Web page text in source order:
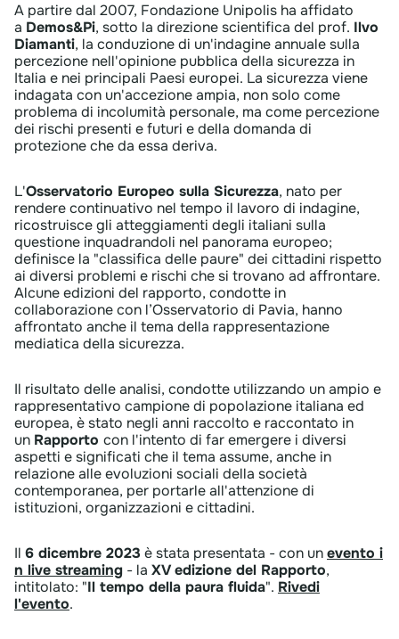
A partire dal 2007, Fondazione Unipolis ha affidato
a Demos&Pi, sotto la direzione scientifica del prof. Ilvo
Diamanti, la conduzione di un'indagine annuale sulla
percezione nell'opinione pubblica della sicurezza in
Italia e nei principali Paesi europei. La sicurezza viene
indagata con un'accezione ampia, non solo come
problema di incolumità personale, ma come percezione
dei rischi presenti e futuri e della domanda di
protezione che da essa deriva.
L'Osservatorio Europeo sulla S​icurezza, nato per
rendere continuativo nel tempo il lavoro di indagine,
ricostruisce gli atteggiamenti degli italiani sulla
questione inquadrandoli nel panorama europeo;
definisce la "classifica delle paure" dei cittadini rispetto
ai diversi problemi e rischi che si trovano ad affrontare.
Alcune edizioni del rapporto, condotte in
collaborazione con l’Osservatorio di Pavia, hanno
affrontato anche il tema della rappresentazione
mediatica della sicurezza.
Il risultato delle analisi, condotte utilizzando un ampio e
rappresentativo campione di popolazione italiana ed
europea, è stato negli anni raccolto e raccontato in
un Rapporto con l'intento di far emergere i diversi
aspetti e significati che il tema assume, anche in
relazione alle evoluzioni sociali della società
contemporanea, per portarle all'attenzione di
istituzioni, organizzazioni e cittadini.
Il 6 dicembre 2023 è stata​​ presentata - con unevento i​
n live streaming - la X​V edizione del Rapporto,
intitolato: "Il tempo della paura ​fluida". ​ Rivedi
l'evento.